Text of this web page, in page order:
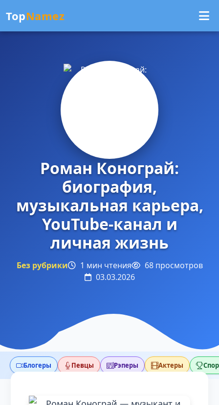
TopNamez
Роман Конограй:
биография,
музыкальная карьера,
YouTube-канал и
личная жизнь
Без рубрики 1 мин чтения
68 просмотров
03.03.2026
Блогеры Певцы Рэперы Актеры